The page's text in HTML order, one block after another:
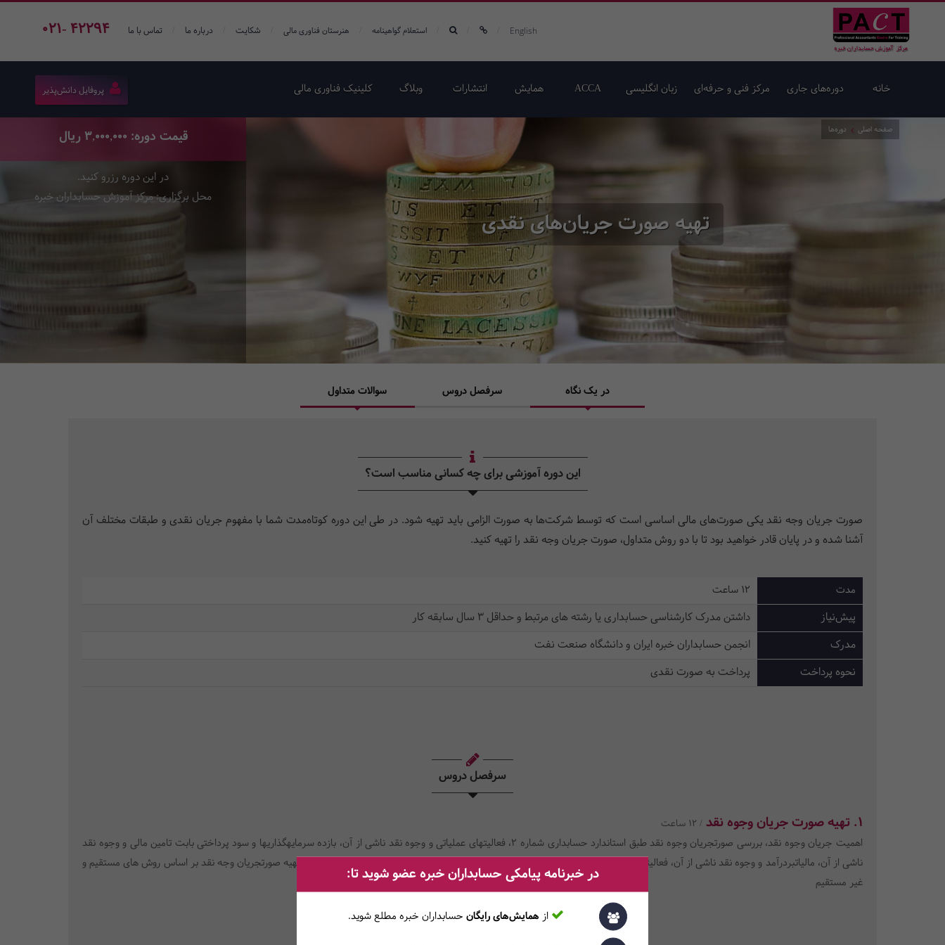
021- 42294 English استعلام گواهینامه هنرستان فناوری مالی شکایت درباره ما تماس با ما
خانه دوره‌های جاری مرکز فنی و حرفه‌ای زبان انگلیسی ACCA همایش‌ انتشارات وبلاگ کلینیک فناوری مالی پروفایل دانش‌پذیر
تهیه صورت جریان‌های نقدی
صفحه اصلی دوره‌ها قیمت دوره: 3,000,000 ریال
در این دوره رزرو کنید.
محل برگزاری: مرکز آموزش حسابداران خبره
در یک نگاه سرفصل دروس سوالات متداول
این دوره آموزشی برای چه کسانی مناسب است؟
صورت جریان وجه نقد یکی صورت‌های مالی اساسی است که توسط شرکت‌ها به صورت الزامی باید تهیه شود. در طی این دوره کوتاه‌مدت شما با مفهوم جریان نقدی و طبقات مختلف آن
آشنا شده و در پایان قادر خواهید بود تا با دو روش متداول، صورت جریان وجه نقد را تهیه کنید.
مدت 12 ساعت
پیش‌نیاز
داشتن مدرک کارشناسی حسابداری یا رشته های مرتبط و حداقل 3 سال سابقه کار
مدرک
انجمن حسابداران خبره ایران و دانشگاه صنعت نفت
نحوه پرداخت
پرداخت به صورت نقدی
سرفصل دروس
1. تهیه صورت جریان وجوه نقد / 12 ساعت
اهمیت جریان وجوه نقد، بررسی صورتجریان وجوه نقد طبق استاندارد حسابداری شماره 2، فعالیتهای عملیاتی و وجوه نقد ناشی از آن، بازده سرمایهگذاریها و سود پرداختی بابت تامین مالی و وجوه نقد
ناشی از آن، مالیاتبردرآمد و وجوه نقد ناشی از آن، فعالیتهای سرمایهگذاری و وجوه نقد ناشی از آن، فعالیتهای تامین مالی و وجوه نقد ناشی از آن، تهیه صورتجریان وجه نقد بر اساس روش های مستقیم و
غیر مستقیم
در خبرنامه پیامکی حسابداران خبره عضو شوید تا:
از همایش‌های رایگان حسابداران خبره مطلع ‎شوید.